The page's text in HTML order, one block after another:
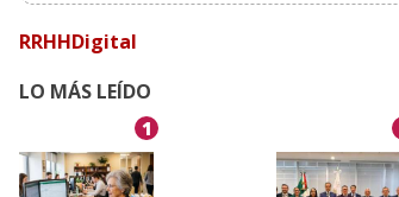
RRHHDigital
LO MÁS LEÍDO
1